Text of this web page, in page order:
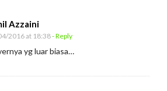
Azzaini
2016 at 18:38- Reply
yg luar biasa…